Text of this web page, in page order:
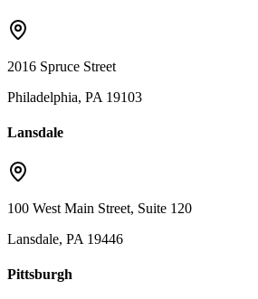
2016 Spruce Street
Philadelphia, PA 19103
Lansdale
100 West Main Street, Suite 120
Lansdale, PA 19446
Pittsburgh